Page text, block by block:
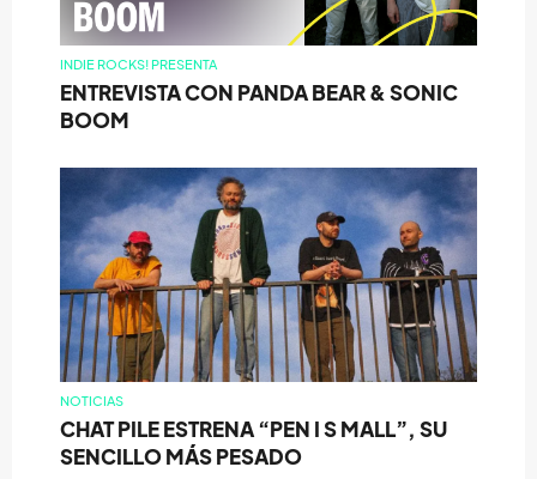
INDIE ROCKS! PRESENTA
ENTREVISTA CON PANDA BEAR & SONIC
BOOM
NOTICIAS
CHAT PILE ESTRENA “PEN I S MALL”, SU
SENCILLO MÁS PESADO